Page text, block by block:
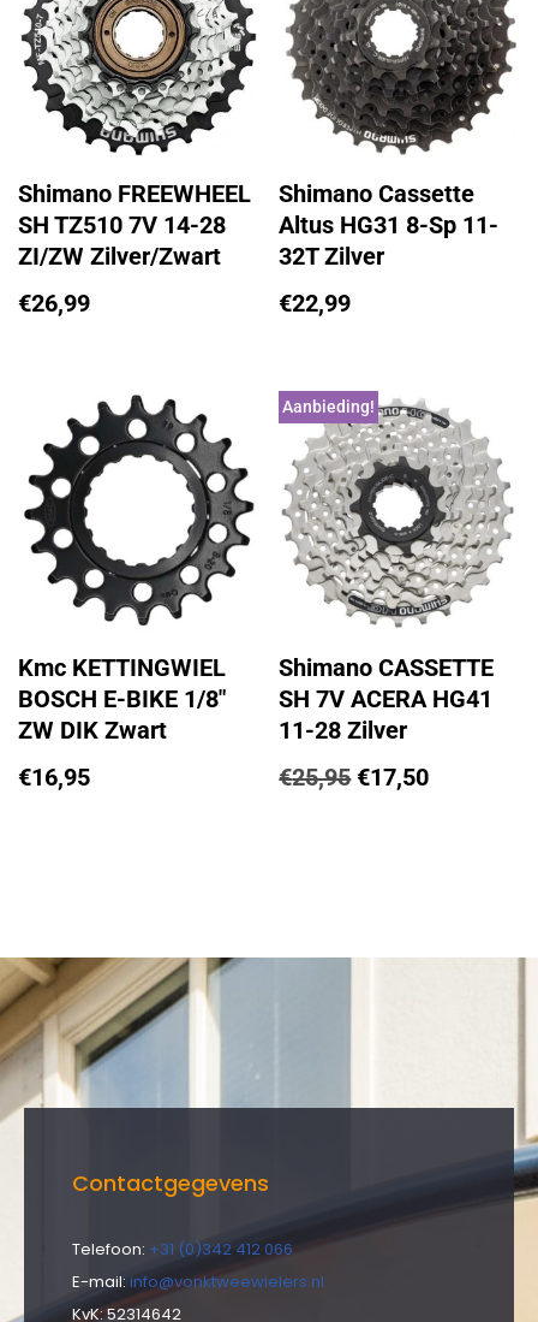
Shimano FREEWHEEL
SH TZ510 7V 14-28
ZI/ZW Zilver/Zwart
€26,99
Shimano Cassette
Altus HG31 8-Sp 11-
32T Zilver
€22,99
Kmc KETTINGWIEL
BOSCH E-BIKE 1/8″
ZW DIK Zwart
€16,95
Aanbieding!
Shimano CASSETTE
SH 7V ACERA HG41
11-28 Zilver
€25,95 €17,50
Contactgegevens
Telefoon: +31 (0)342 412 066
E-mail: info@vonktweewielers.nl
KvK: 52314642